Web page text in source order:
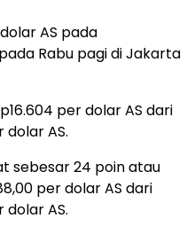
AS pada
Rabu pagi di Jakarta
per dolar AS dari
dolar AS.
sebesar 24 poin atau
per dolar AS dari
dolar AS.